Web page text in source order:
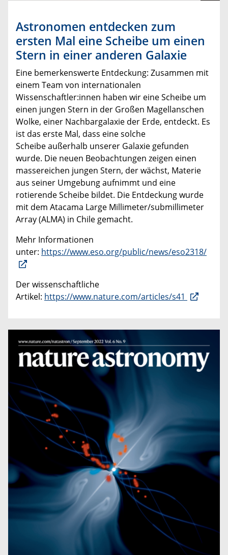
Astronomen entdecken zum
ersten Mal eine Scheibe um einen
Stern in einer anderen Galaxie
Eine bemerkenswerte Entdeckung: Zusammen mit
einem Team von internationalen
Wissenschaftler:innen haben wir eine Scheibe um
einen jungen Stern in der Großen Magellanschen
Wolke, einer Nachbargalaxie der Erde, entdeckt. Es
ist das erste Mal, dass eine solche
Scheibe außerhalb unserer Galaxie gefunden
wurde. Die neuen Beobachtungen zeigen einen
massereichen jungen Stern, der wächst, Materie
aus seiner Umgebung aufnimmt und eine
rotierende Scheibe bildet. Die Entdeckung wurde
mit dem Atacama Large Millimeter/submillimeter
Array (ALMA) in Chile gemacht.
Mehr Informationen
unter: https://www.eso.org/public/news/eso2318/
Der wissenschaftliche
Artikel: https://www.nature.com/articles/s41